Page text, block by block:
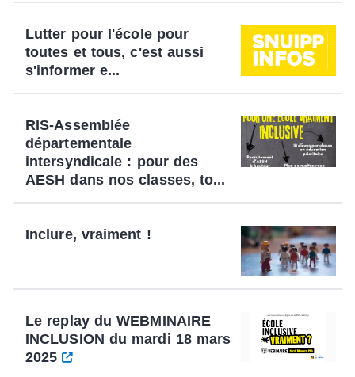
Lutter pour l'école pour
toutes et tous, c'est aussi
s'informer e...
RIS-Assemblée
départementale
intersyndicale : pour des
AESH dans nos classes, to...
Inclure, vraiment !
Le replay du WEBMINAIRE
INCLUSION du mardi 18 mars
2025